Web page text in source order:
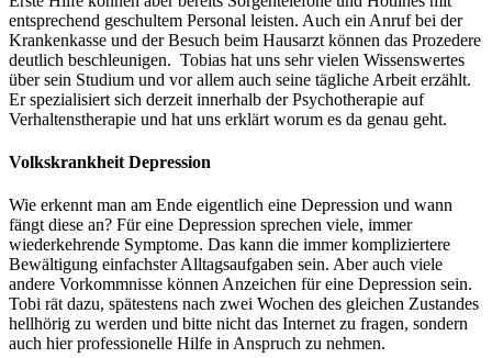
entsprechend geschultem Personal leisten. Auch ein Anruf bei der
Krankenkasse und der Besuch beim Hausarzt können das Prozedere
deutlich beschleunigen. Tobias hat uns sehr vielen Wissenswertes
über sein Studium und vor allem auch seine tägliche Arbeit erzählt.
Er spezialisiert sich derzeit innerhalb der Psychotherapie auf
Verhaltenstherapie und hat uns erklärt worum es da genau geht.
Volkskrankheit Depression
Wie erkennt man am Ende eigentlich eine Depression und wann
fängt diese an? Für eine Depression sprechen viele, immer
wiederkehrende Symptome. Das kann die immer kompliziertere
Bewältigung einfachster Alltagsaufgaben sein. Aber auch viele
andere Vorkommnisse können Anzeichen für eine Depression sein.
Tobi rät dazu, spätestens nach zwei Wochen des gleichen Zustandes
hellhörig zu werden und bitte nicht das Internet zu fragen, sondern
auch hier professionelle Hilfe in Anspruch zu nehmen.